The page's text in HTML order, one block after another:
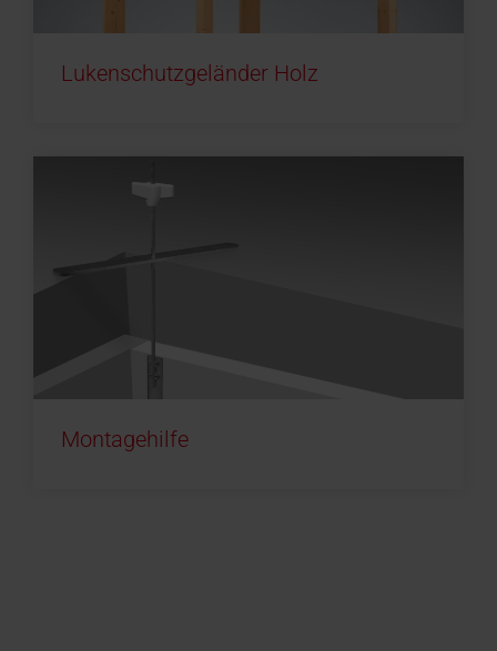
Lukenschutzgeländer Holz
Montagehilfe